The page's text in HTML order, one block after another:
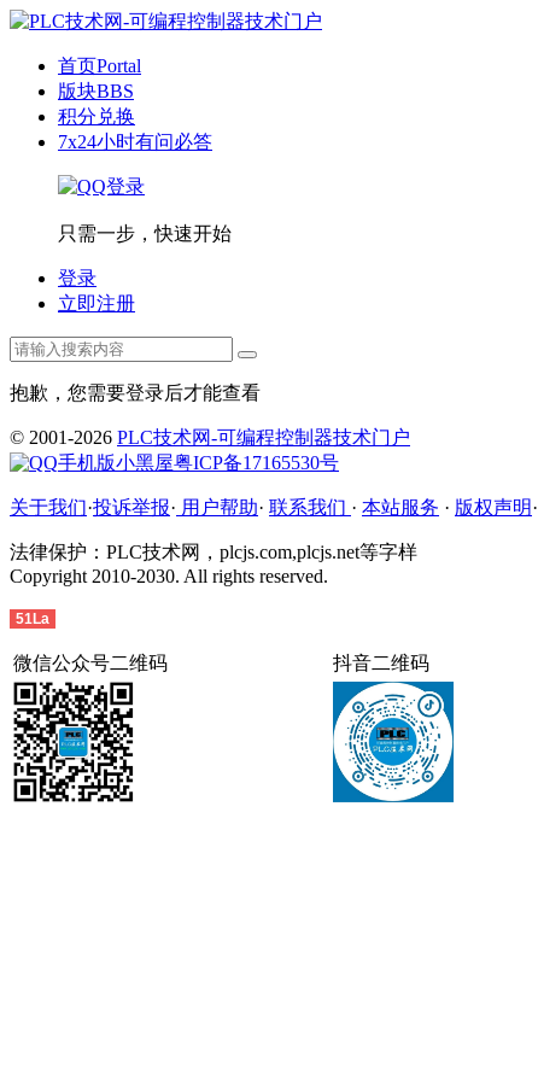
首页Portal
版块BBS
积分兑换
7x24小时有问必答
只需一步，快速开始
登录
立即注册
抱歉，您需要登录后才能查看
© 2001-2026 PLC技术网-可编程控制器技术门户
手机版小黑屋粤ICP备17165530号
关于我们·投诉举报· 用户帮助· 联系我们 · 本站服务 · 版权声明·
法律保护：PLC技术网，plcjs.com,plcjs.net等字样
Copyright 2010-2030. All rights reserved.
51La
微信公众号二维码 抖音二维码